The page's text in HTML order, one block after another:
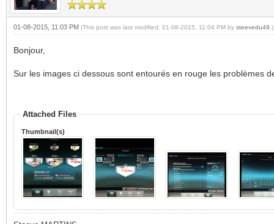
01-08-2015, 11:03 PM (This post was last modified: 01-08-2015, 11:04 PM by steevedu49 .)
Bonjour,
Sur les images ci dessous sont entourés en rouge les problèmes
Attached Files
Thumbnail(s)